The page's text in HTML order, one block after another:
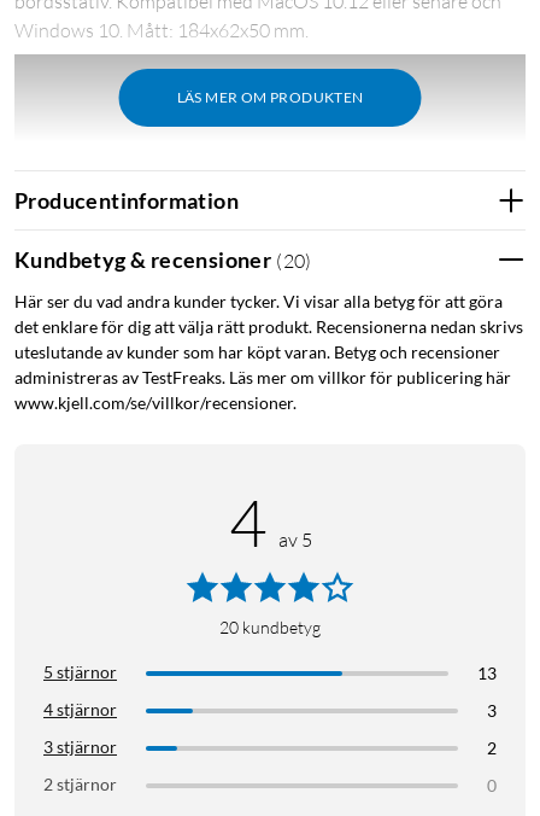
LÄS MER OM PRODUKTEN
Windows 10. Mått: 184x62x50 mm.
Røde Datormikrofon Mikrofon för dator
Producentinformation
Kundbetyg & recensioner (20)
Här ser du vad andra kunder tycker. Vi visar alla betyg för att göra
det enklare för dig att välja rätt produkt. Recensionerna nedan skrivs
uteslutande av kunder som har köpt varan. Betyg och recensioner
administreras av TestFreaks. Läs mer om villkor för publicering här
www.kjell.com/se/villkor/recensioner.
4 av 5
20 kundbetyg
5 stjärnor
13
4 stjärnor
3
3 stjärnor
2
2 stjärnor
0